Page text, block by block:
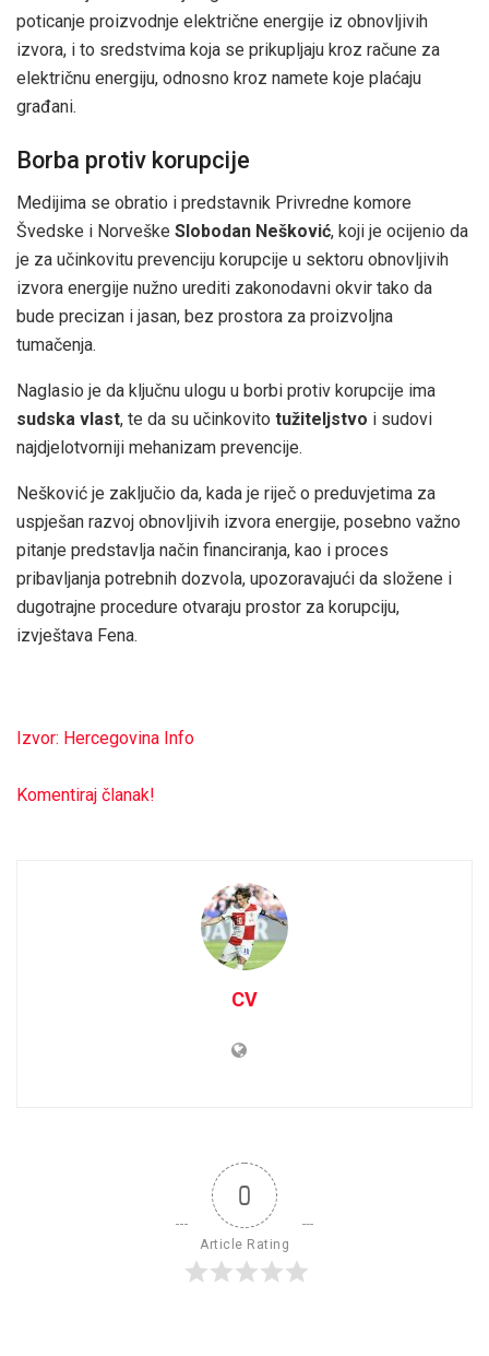
poticanje proizvodnje električne energije iz obnovljivih
izvora, i to sredstvima koja se prikupljaju kroz račune za
električnu energiju, odnosno kroz namete koje plaćaju
građani.
Borba protiv korupcije
Medijima se obratio i predstavnik Privredne komore
Švedske i Norveške Slobodan Nešković, koji je ocijenio da
je za učinkovitu prevenciju korupcije u sektoru obnovljivih
izvora energije nužno urediti zakonodavni okvir tako da
bude precizan i jasan, bez prostora za proizvoljna
tumačenja.
Naglasio je da ključnu ulogu u borbi protiv korupcije ima
sudska vlast, te da su učinkovito tužiteljstvo i sudovi
najdjelotvorniji mehanizam prevencije.
Nešković je zaključio da, kada je riječ o preduvjetima za
uspješan razvoj obnovljivih izvora energije, posebno važno
pitanje predstavlja način financiranja, kao i proces
pribavljanja potrebnih dozvola, upozoravajući da složene i
dugotrajne procedure otvaraju prostor za korupciju,
izvještava Fena.
Izvor: Hercegovina Info
Komentiraj članak!
CV
0
Article Rating